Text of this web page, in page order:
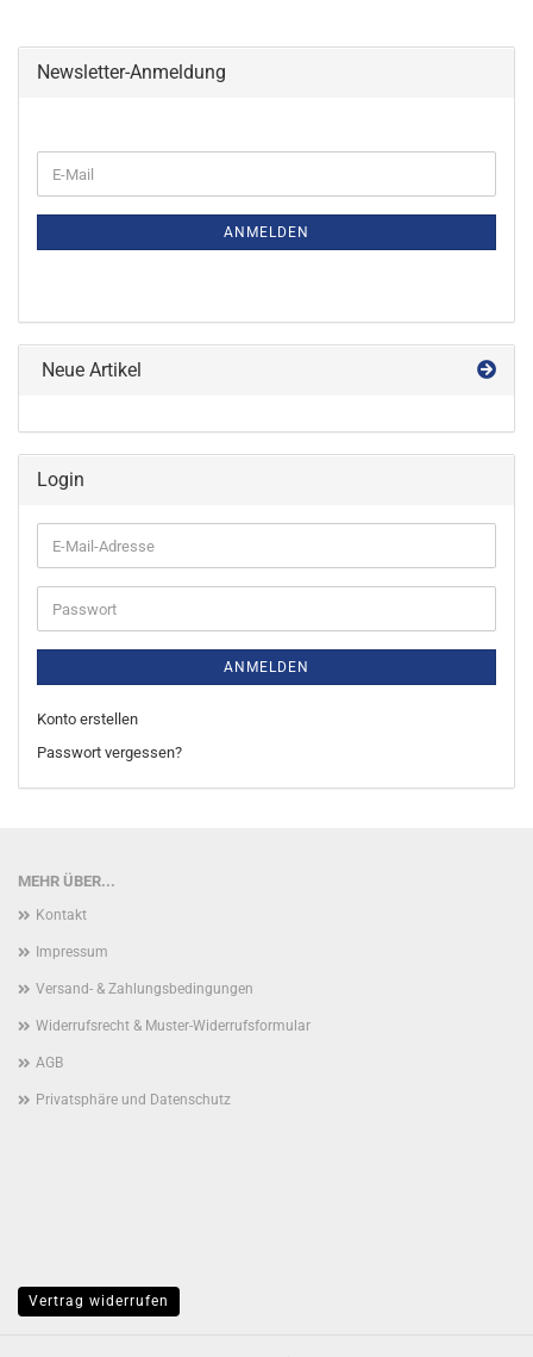
Newsletter-Anmeldung
ZUR
E-
Mail
ANMELDEN
Neue Artikel
Login
E-
Mail-
Adresse
Passwort
ANMELDEN
Konto erstellen
Passwort vergessen?
MEHR ÜBER...
Kontakt
Impressum
Versand- & Zahlungsbedingungen
Widerrufsrecht & Muster-Widerrufsformular
AGB
Privatsphäre und Datenschutz
Vertrag widerrufen